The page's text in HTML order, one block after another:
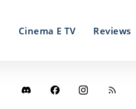
Cinema E TV Reviews